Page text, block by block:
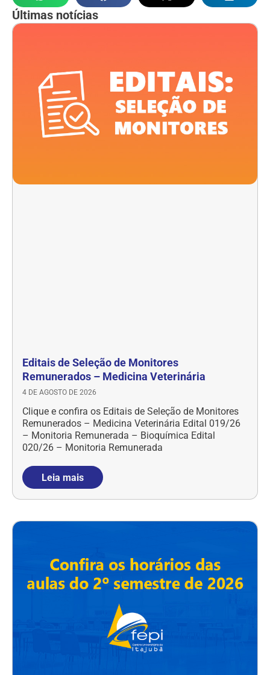
Últimas notícias
Editais de Seleção de Monitores
Remunerados – Medicina Veterinária
4 DE AGOSTO DE 2026
Clique e confira os Editais de Seleção de Monitores
Remunerados – Medicina Veterinária Edital 019/26
– Monitoria Remunerada – Bioquímica Edital
020/26 – Monitoria Remunerada
Leia mais